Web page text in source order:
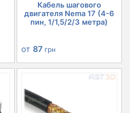
Кабель шагового
двигателя Nema 17 (4-6
пин, 1/1,5/2/3 метра)
от 87 грн